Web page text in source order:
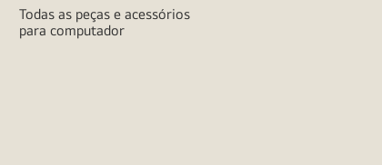
Todas as peças e acessórios
para computador